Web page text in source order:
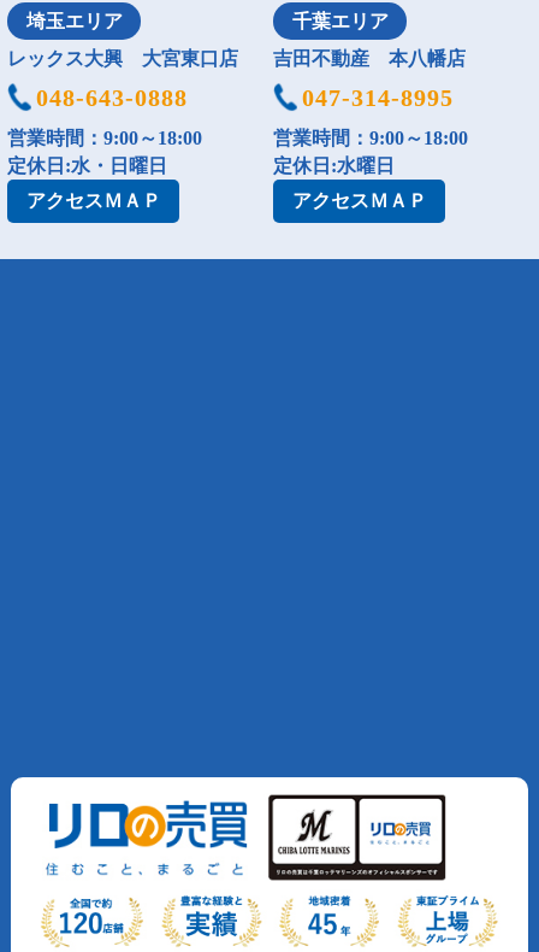
埼玉エリア
レックス大興 大宮東口店
048-643-0888
営業時間：9:00～18:00
定休日:水・日曜日
アクセスＭＡＰ
千葉エリア
吉田不動産 本八幡店
047-314-8995
営業時間：9:00～18:00
定休日:水曜日
アクセスＭＡＰ